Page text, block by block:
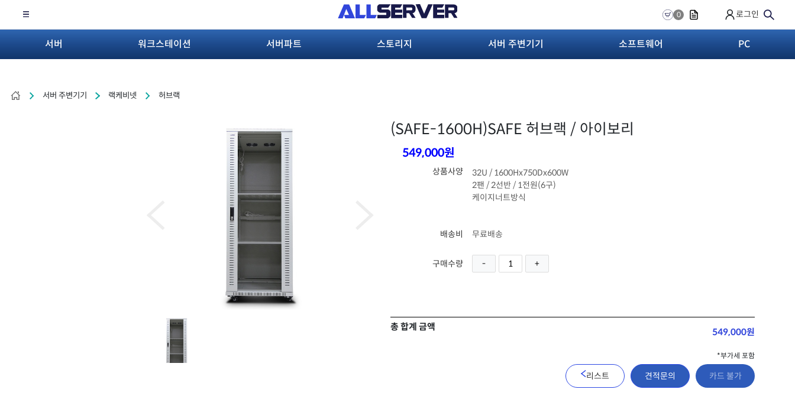
0 로그인
서버 워크스테이션 서버파트 스토리지 서버 주변기기 소프트웨어 PC
서버 주변기기 랙케비넷 허브랙
(SAFE-1600H)SAFE 허브랙 / 아이보리
549,000원
상품사양
32U / 1600Hx750Dx600W
2팬 / 2선반 / 1전원(6구)
케이지너트방식
배송비 무료배송
구매수량
총 합계 금액 549,000원
*부가세 포함
리스트 견적문의 카드 불가